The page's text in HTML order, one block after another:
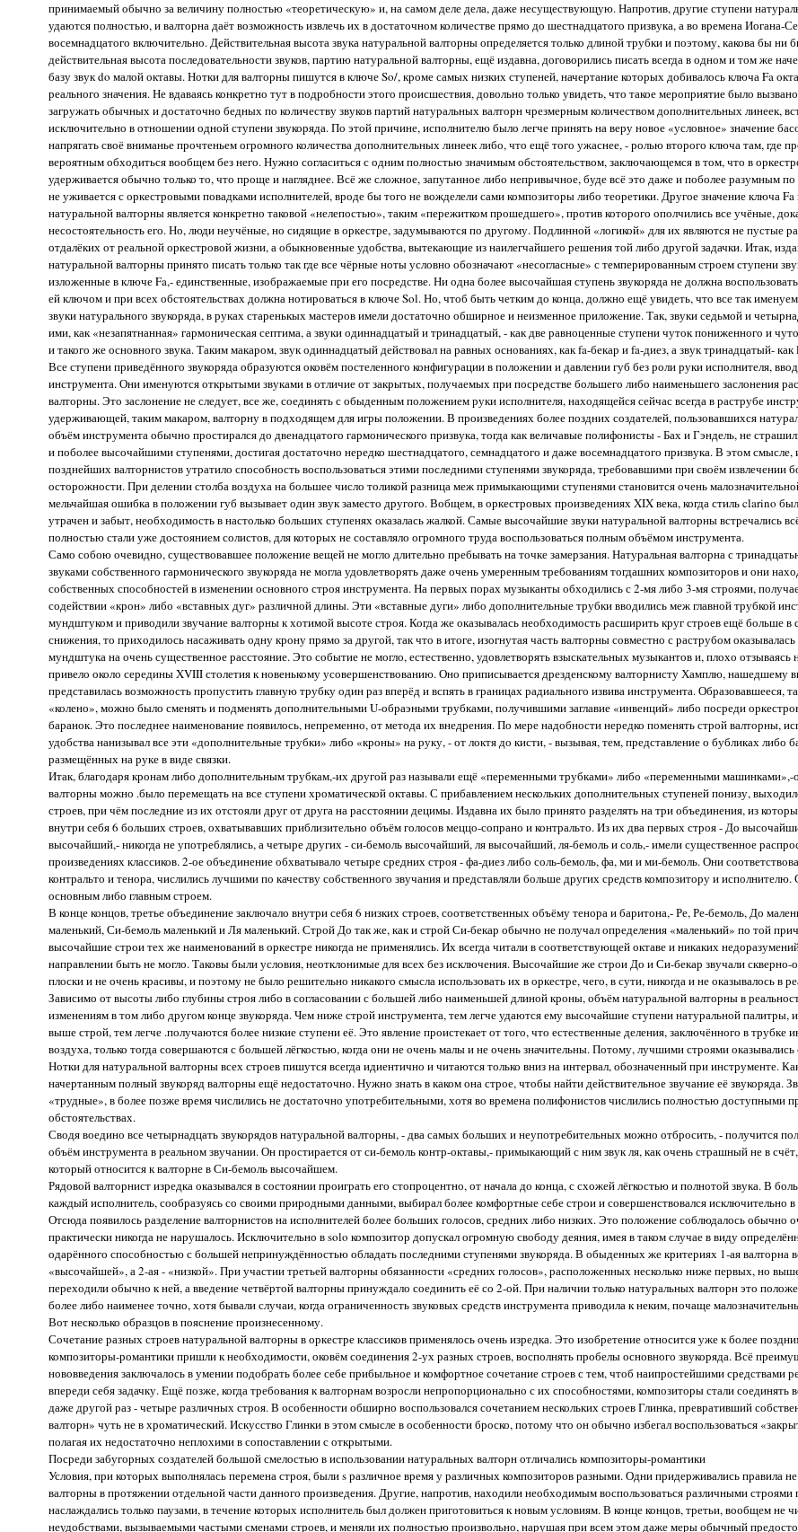
принимаемый обычно за величину полностью «теоретическую» и, на самом деле дела, даже несуществующую. Напротив, другие ступени
удаются полностью, и валторна даёт возможность извлечь их в достаточном количестве прямо до шестнадцатого призвука, а во времена Иогана-
восемнадцатого включительно. Действительная высота звука натуральной валторны определяется только длиной трубки и поэтому, какова бы ни
действительная высота последовательности звуков, партию натуральной валторны, ещё издавна, договорились писать всегда в одном и том же
базу звук do малой октавы. Нотки для валторны пишутся в ключе So/, кроме самых низких ступеней, начертание которых добивалось ключа Fa
реального значения. Не вдаваясь конкретно тут в подробности этого происшествия, довольно только увидеть, что такое мероприятие было
загружать обычных и достаточно бедных по количеству звуков партий натуральных валторн чрезмерным количеством дополнительных линеек,
исключительно в отношении одной ступени звукоряда. По этой причине, исполнителю было легче принять на веру новое «условное» значение
напрягать своё вниманье прочтеньем огромного количества дополнительных линеек либо, что ещё того ужаснее, - ролью второго ключа там, где
вероятным обходиться вообщем без него. Нужно согласиться с одним полностью значимым обстоятельством, заключающемся в том, что в
удерживается обычно только то, что проще и нагляднее. Всё же сложное, запутанное либо непривычное, буде всё это даже и поболее разумным по
не уживается с оркестровыми повадками исполнителей, вроде бы того не вожделели сами композиторы либо теоретики. Другое значение ключа Fa
натуральной валторны является конкретно таковой «нелепостью», таким «пережитком прошедшего», против которого ополчились все учёные,
несостоятельность его. Но, люди неучёные, но сидящие в оркестре, задумываются по другому. Подлинной «логикой» для их являются не пустые
отдалёких от реальной оркестровой жизни, а обыкновенные удобства, вытекающие из наилегчайшего решения той либо другой задачки. Итак,
натуральной валторны принято писать только так где все чёрные ноты условно обозначают «несогласные» с темперированным строем ступени
изложенные в ключе Fa,- единственные, изображаемые при его посредстве. Ни одна более высочайшая ступень звукоряда не должна
ей ключом и при всех обстоятельствах должна нотироваться в ключе Sol. Но, чтоб быть четким до конца, должно ещё увидеть, что все так
звуки натурального звукоряда, в руках старенькых мастеров имели достаточно обширное и неизменное приложение. Так, звуки седьмой и
ими, как «незапятнанная» гармоническая септима, а звуки одиннадцатый и тринадцатый, - как две равноценные ступени чуток пониженного и
и такого же основного звука. Таким макаром, звук одиннадцатый действовал на равных основаниях, как fa-бекар и fa-диез, а звук тринадцатый-
Все ступени приведённого звукоряда образуются оковём постеленного конфигурации в положении и давлении губ без роли руки исполнителя,
инструмента. Они именуются открытыми звуками в отличие от закрытых, получаемых при посредстве большего либо наименьшего заслонения
валторны. Это заслонение не следует, все же, соединять с обыденным положением руки исполнителя, находящейся сейчас всегда в раструбе
удерживающей, таким макаром, валторну в подходящем для игры положении. В произведениях более поздних создателей, пользовавшихся
объём инструмента обычно простирался до двенадцатого гармонического призвука, тогда как величавые полифонисты - Бах и Гэндель, не
и поболее высочайшими ступенями, достигая достаточно нередко шестнадцатого, семнадцатого и даже восемнадцатого призвука. В этом смысле,
позднейших валторнистов утратило способность воспользоваться этими последними ступенями звукоряда, требовавшими при своём извлечении
осторожности. При делении столба воздуха на большее число толикой разница меж примыкающими ступенями становится очень
мельчайшая ошибка в положении губ вызывает один звук заместо другого. Вобщем, в оркестровых произведениях XIX века, когда стиль clarino
утрачен и забыт, необходимость в настолько больших ступенях оказалась жалкой. Самые высочайшие звуки натуральной валторны встречались
полностью стали уже достоянием солистов, для которых не составляло огромного труда воспользоваться полным объёмом инструмента.
Само собою очевидно, существовавшее положение вещей не могло длительно пребывать на точке замерзания. Натуральная валторна с
звуками собственного гармонического звукоряда не могла удовлетворять даже очень умеренным требованиям тогдашних композиторов и они
собственных способностей в изменении основного строя инструмента. На первых порах музыканты обходились с 2-мя либо 3-мя строями,
содействии «крон» либо «вставных дуг» различной длины. Эти «вставные дуги» либо дополнительные трубки вводились меж главной трубкой
мундштуком и приводили звучание валторны к хотимой высоте строя. Когда же оказывалась необходимость расширить круг строев ещё больше в
снижения, то приходилось насаживать одну крону прямо за другой, так что в итоге, изогнутая часть валторны совместно с раструбом
мундштука на очень существенное расстояние. Это событие не могло, естественно, удовлетворять взыскательных музыкантов и, плохо отзываясь
привело около середины XVIII столетия к новенькому усовершенствованию. Оно приписывается дрезденскому валторнисту Хамплю, нашедшему
представилась возможность пропустить главную трубку один раз вперёд и вспять в границах радиального извива инструмента. Образовавшееся,
«колено», можно было сменять и подменять дополнительными U-обраэными трубками, получившими заглавие «инвенций» либо посреди
баранок. Это последнее наименование появилось, непременно, от метода их внедрения. По мере надобности нередко поменять строй валторны,
удобства нанизывал все эти «дополнительные трубки» либо «кроны» на руку, - от локтя до кисти, - вызывая, тем, представление о бубликах либо
размещённых на руке в виде связки.
Итак, благодаря кронам либо дополнительным трубкам,-их другой раз называли ещё «переменными трубками» либо «переменными машинками»,-
валторны можно .было перемещать на все ступени хроматической октавы. С прибавлением нескольких дополнительных ступеней понизу,
строев, при чём последние из их отстояли друг от друга на расстоянии децимы. Издавна их было принято разделять на три объединения, из
внутри себя 6 больших строев, охватывавших приблизительно объём голосов меццо-сопрано и контральто. Из их два первых строя - До
высочайший,- никогда не употреблялись, а четыре других - си-бемоль высочайший, ля высочайший, ля-бемоль и соль,- имели существенное
произведениях классиков. 2-ое объединение обхватывало четыре средних строя - фа-диез либо соль-бемоль, фа, ми и ми-бемоль. Они
контральто и тенора, числились лучшими по качеству собственного звучания и представляли больше других средств композитору и
основным либо главным строем.
В конце концов, третье объединение заключало внутри себя 6 низких строев, соответственных объёму тенора и баритона,- Ре, Ре-бемоль, До
маленький, Си-бемоль маленький и Ля маленький. Строй До так же, как и строй Си-бекар обычно не получал определения «маленький» по той
высочайшие строи тех же наименований в оркестре никогда не применялись. Их всегда читали в соответствующей октаве и никаких
направлении быть не могло. Таковы были условия, неотклонимые для всех без исключения. Высочайшие же строи До и Си-бекар звучали
плоски и не очень красивы, и поэтому не было решительно никакого смысла использовать их в оркестре, чего, в сути, никогда и не оказывалось в
Зависимо от высоты либо глубины строя либо в согласовании с большей либо наименьшей длиной кроны, объём натуральной валторны в
изменениям в том либо другом конце звукоряда. Чем ниже строй инструмента, тем легче удаются ему высочайшие ступени натуральной палитры,
выше строй, тем легче .получаются более низкие ступени её. Это явление проистекает от того, что естественные деления, заключённого в трубке
воздуха, только тогда совершаются с большей лёгкостью, когда они не очень малы и не очень значительны. Потому, лучшими строями
Нотки для натуральной валторны всех строев пишутся всегда идиентично и читаются только вниз на интервал, обозначенный при инструменте.
начертанным полный звукоряд валторны ещё недостаточно. Нужно знать в каком она строе, чтобы найти действительное звучание её звукоряда.
«трудные», в более позже время числились не достаточно употребительными, хотя во времена полифонистов числились полностью доступными
обстоятельствах.
Сводя воедино все четырнадцать звукорядов натуральной валторны, - два самых больших и неупотребительных можно отбросить, - получится
объём инструмента в реальном звучании. Он простирается от си-бемоль контр-октавы,- примыкающий с ним звук ля, как очень страшный не в
который относится к валторне в Си-бемоль высочайшем.
Рядовой валторнист изредка оказывался в состоянии проиграть его стопроцентно, от начала до конца, с схожей лёгкостью и полнотой звука. В
каждый исполнитель, сообразуясь со своими природными данными, выбирал более комфортные себе строи и совершенствовался исключительно
Отсюда появилось разделение валторнистов на исполнителей более больших голосов, средних либо низких. Это положение соблюдалось обычно
практически никогда не нарушалось. Исключительно в solo композитор допускал огромную свободу деяния, имея в таком случае в виду
одарённого способностью с большей непринуждённостью обладать последними ступенями звукоряда. В обыденных же критериях 1-ая валторна
«высочайшей», а 2-ая - «низкой». При участии третьей валторны обязанности «средних голосов», расположенных несколько ниже первых, но
переходили обычно к ней, а введение четвёртой валторны принуждало соединить её со 2-ой. При наличии только натуральных валторн это
более либо наименее точно, хотя бывали случаи, когда ограниченность звуковых средств инструмента приводила к неким, почаще
Вот несколько образцов в пояснение произнесенному.
Сочетание разных строев натуральной валторны в оркестре классиков применялось очень изредка. Это изобретение относится уже к более
композиторы-романтики пришли к необходимости, оковём соединения 2-ух разных строев, восполнять пробелы основного звукоряда. Всё
нововведения заключалось в умении подобрать более себе прибыльное и комфортное сочетание строев с тем, чтоб наипростейшими средствами
впереди себя задачку. Ещё позже, когда требования к валторнам возросли непропорционально с их способностями, композиторы стали
даже другой раз - четыре различных строя. В особенности обширно воспользовался сочетанием нескольких строев Глинка, превративший
валторн» чуть не в хроматический. Искусство Глинки в этом смысле в особенности броско, потому что он обычно избегал воспользоваться
полагая их недостаточно неплохими в сопоставлении с открытыми.
Посреди забугорных создателей большой смелостью в использовании натуральных валторн отличались композиторы-романтики
Условия, при которых выполнялась перемена строя, были s различное время у различных композиторов разными. Одни придерживались правила
валторны в протяжении отдельной части данного произведения. Другие, напротив, находили необходимым воспользоваться различными
наслаждались только паузами, в течение которых исполнитель был должен приготовиться к новым условиям. В конце концов, третьи, вообщем не
неудобствами, вызываемыми частыми сменами строев, и меняли их полностью произвольно, нарушая при всем этом даже меры обычный